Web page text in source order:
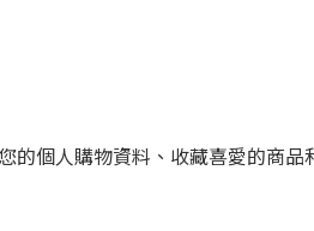
的個人購物資料、收藏喜愛的商品